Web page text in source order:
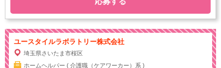
ユースタイルラボラトリー株式会社
埼玉県さいたま市桜区
ホームヘルパー ( 介護職（ケアワーカー）系 )